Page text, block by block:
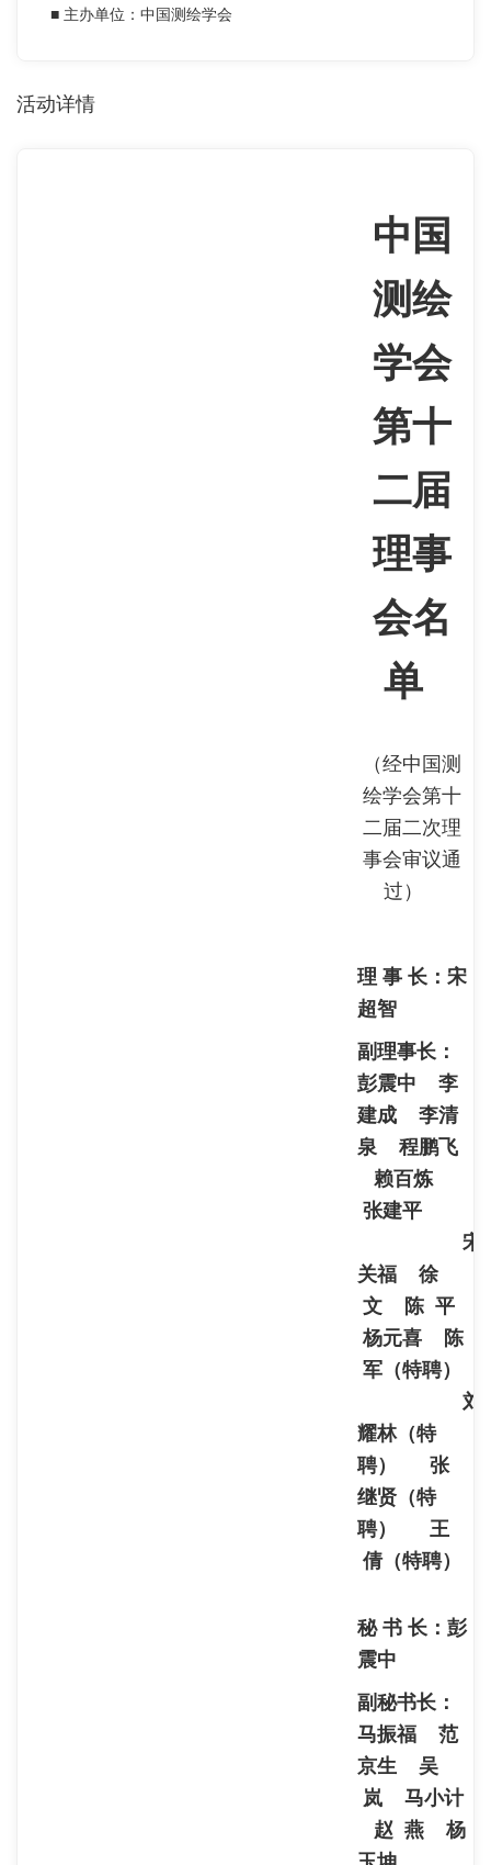
■ 主办单位：中国测绘学会
活动详情
中国
测绘
学会
第十
二届
理事
会名
单
（经中国测
绘学会第十
二届二次理
事会审议通
过）
理 事 长：宋
超智
副理事长：
彭震中 李
建成 李清
泉 程鹏飞
赖百炼
张建平
宋
关福 徐
文 陈 平
杨元喜 陈
军（特聘）
刘
耀林（特
聘） 张
继贤（特
聘） 王
倩（特聘）
秘 书 长：彭
震中
副秘书长：
马振福 范
京生 吴
岚 马小计
赵 燕 杨